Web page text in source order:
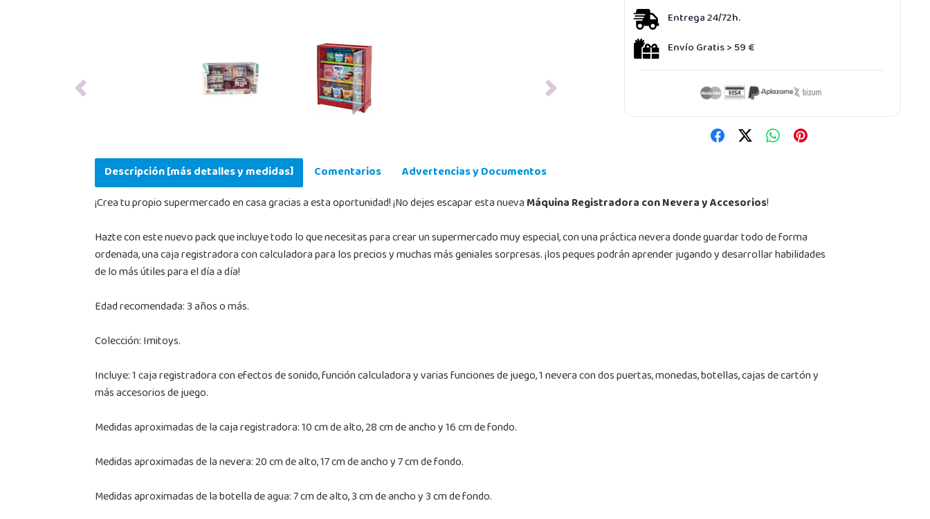
Previous Next
Entrega 24/72h.
Envío Gratis > 59 €
Descripción [más detalles y medidas] Comentarios
Advertencias y Documentos
¡Crea tu propio supermercado en casa gracias a esta oportunidad! ¡No dejes escapar esta nuevaMáquina Registradora con Nevera y Accesorios!
Hazte con este nuevo pack que incluye todo lo que necesitas para crear un supermercado muy especial, con una práctica nevera donde guardar todo de forma
ordenada, una caja registradora con calculadora para los precios y muchas más geniales sorpresas. ¡los peques podrán aprender jugando y desarrollar habilidades
de lo más útiles para el día a día!
Edad recomendada: 3 años o más.
Colección: Imitoys.
Incluye: 1 caja registradora con efectos de sonido, función calculadora y varias funciones de juego, 1 nevera con dos puertas, monedas, botellas, cajas de cartón y
más accesorios de juego.
Medidas aproximadas de la caja registradora: 10 cm de alto, 28 cm de ancho y 16 cm de fondo.
Medidas aproximadas de la nevera: 20 cm de alto, 17 cm de ancho y 7 cm de fondo.
Medidas aproximadas de la botella de agua: 7 cm de alto, 3 cm de ancho y 3 cm de fondo.